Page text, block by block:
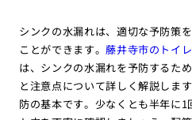
シンクの水漏れは、適切な予防策
ことができます。藤井寺市のトイ
は、シンクの水漏れを予防するた
と注意点について詳しく解説しま
防の基本です。少なくとも半年に